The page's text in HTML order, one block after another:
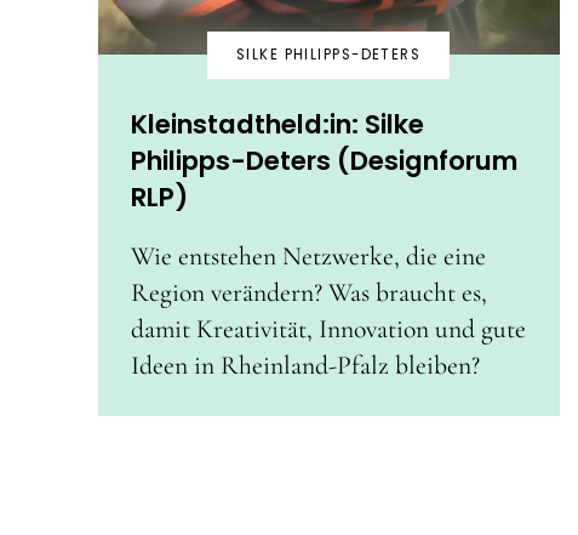
SILKE PHILIPPS-DETERS
Kleinstadtheld:in: Silke
Philipps-Deters (Designforum
RLP)
Wie entstehen Netzwerke, die eine
Region verändern? Was braucht es,
damit Kreativität, Innovation und gute
Ideen in Rheinland-Pfalz bleiben?